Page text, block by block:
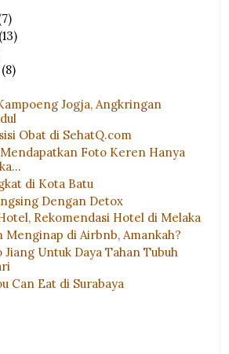
(13)
(8)
Jogja, Angkringan
Obat di SehatQ.com
Foto Keren Hanya
di Kota Batu
Dengan Detox
Rekomendasi Hotel di Melaka
Menginap di Airbnb, Amankah?
Jiang Untuk Daya Tahan Tubuh
Can Eat di Surabaya